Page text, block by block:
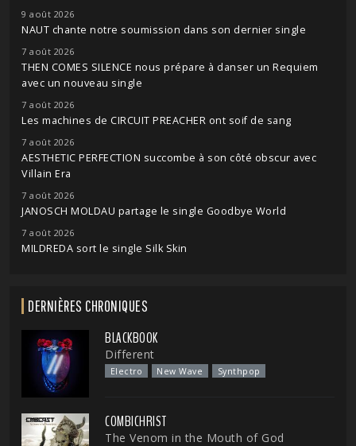
9 août 2026
NAUT chante notre soumission dans son dernier single
7 août 2026
THEN COMES SILENCE nous prépare à danser un Requiem
avec un nouveau single
7 août 2026
Les machines de CIRCUIT PREACHER ont soif de sang
7 août 2026
AESTHETIC PERFECTION succombe à son côté obscur avec
Villain Era
7 août 2026
JANOSCH MOLDAU partage le single Goodbye World
7 août 2026
MILDREDA sort le single Silk Skin
DERNIÈRES CHRONIQUES
BLACKBOOK
Different
Electro New Wave Synthpop
COMBICHRIST
The Venom in the Mouth of God